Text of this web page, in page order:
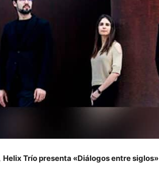
Helix Trío presenta «Diálogos entre siglos»